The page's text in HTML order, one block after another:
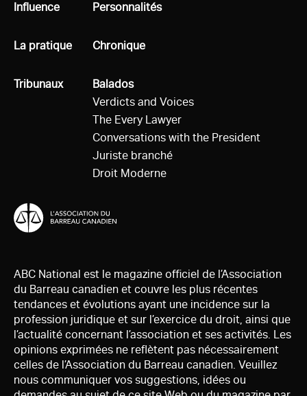
Tous
Influence
Tous
La pratique
Tous
Tribunaux
Tous
Personnalités
Tous
Chronique
Tous
Balados
Verdicts and Voices
The Every Lawyer
Conversations with the President
Juriste branché
Droit Moderne
ABC National est le magazine officiel de l’Association
du Barreau canadien et couvre les plus récentes
tendances et évolutions ayant une incidence sur la
profession juridique et sur l’exercice du droit, ainsi que
l’actualité concernant l’association et ses activités. Les
opinions exprimées ne reflètent pas nécessairement
celles de l’Association du Barreau canadien. Veuillez
nous communiquer vos suggestions, idées ou